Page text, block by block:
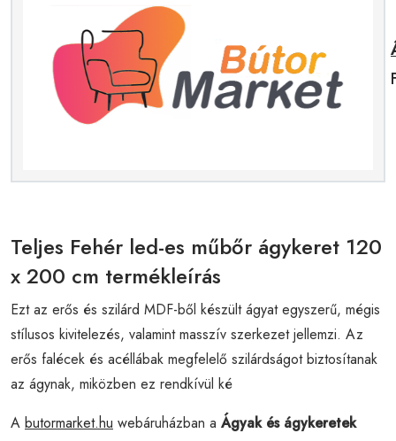
Teljes Fehér led-es műbőr ágykeret 120
x 200 cm termékleírás
Ezt az erős és szilárd MDF-ből készült ágyat egyszerű, mégis
stílusos kivitelezés, valamint masszív szerkezet jellemzi. Az
erős falécek és acéllábak megfelelő szilárdságot biztosítanak
az ágynak, miközben ez rendkívül ké
A butormarket.hu webáruházban a Ágyak és ágykeretek